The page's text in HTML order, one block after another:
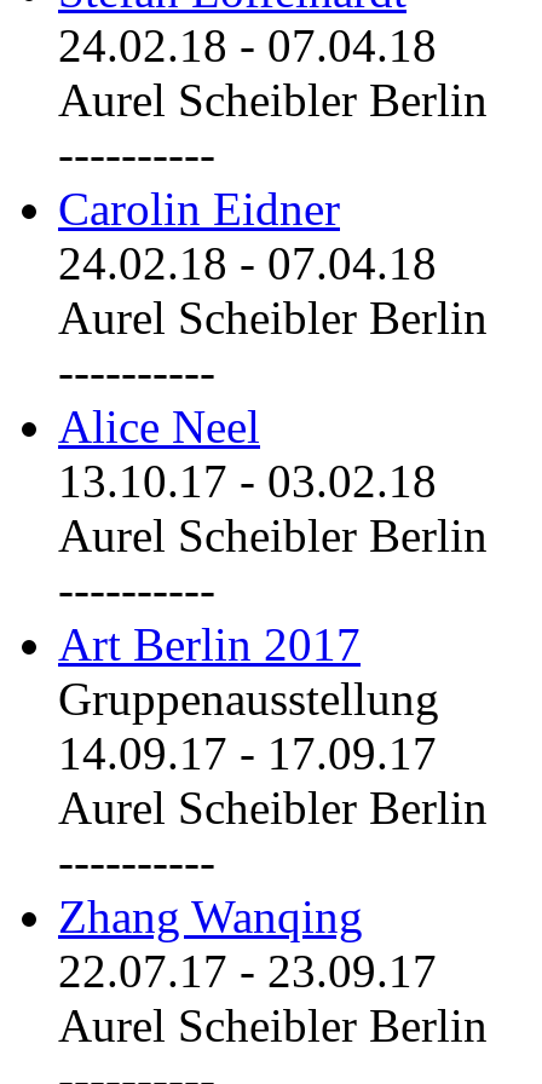
24.02.18 - 07.04.18
Aurel Scheibler Berlin
----------
Carolin Eidner
24.02.18 - 07.04.18
Aurel Scheibler Berlin
----------
Alice Neel
13.10.17 - 03.02.18
Aurel Scheibler Berlin
----------
Art Berlin 2017
Gruppenausstellung
14.09.17 - 17.09.17
Aurel Scheibler Berlin
----------
Zhang Wanqing
22.07.17 - 23.09.17
Aurel Scheibler Berlin